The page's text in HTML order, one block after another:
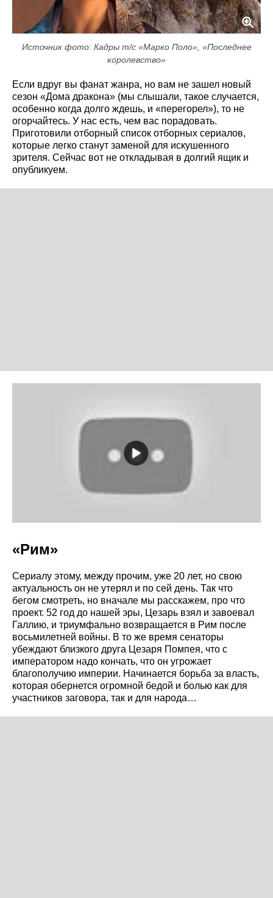
Источник фото: Кадры т/с «Марко Поло», «Последнее
королевство»
Если вдруг вы фанат жанра, но вам не зашел новый
сезон «Дома дракона» (мы слышали, такое случается,
особенно когда долго ждешь, и «перегорел»), то не
огорчайтесь. У нас есть, чем вас порадовать.
Приготовили отборный список отборных сериалов,
которые легко станут заменой для искушенного
зрителя. Сейчас вот не откладывая в долгий ящик и
опубликуем.
«Рим»
Сериалу этому, между прочим, уже 20 лет, но свою
актуальность он не утерял и по сей день. Так что
бегом смотреть, но вначале мы расскажем, про что
проект. 52 год до нашей эры, Цезарь взял и завоевал
Галлию, и триумфально возвращается в Рим после
восьмилетней войны. В то же время сенаторы
убеждают близкого друга Цезаря Помпея, что с
императором надо кончать, что он угрожает
благополучию империи. Начинается борьба за власть,
которая обернется огромной бедой и болью как для
участников заговора, так и для народа…